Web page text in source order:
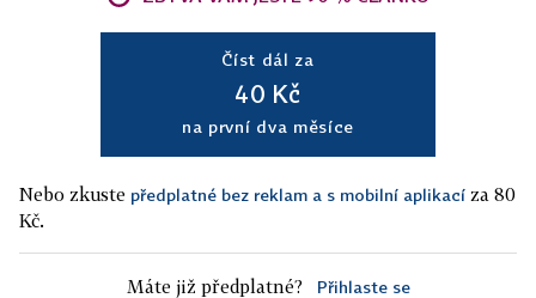
Číst dál za
40 Kč
na první dva měsíce
Nebo zkuste předplatné bez reklam a s mobilní aplikací za 80
Kč.
Máte již předplatné? Přihlaste se